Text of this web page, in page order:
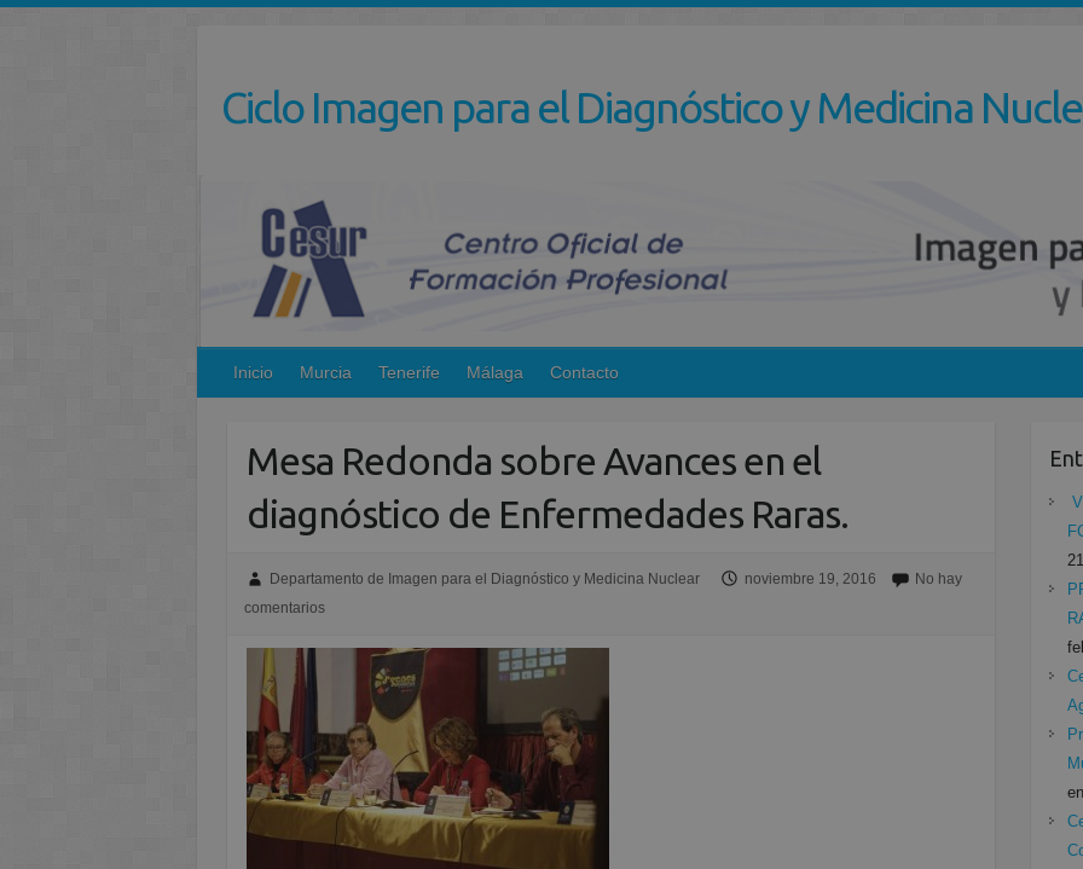
Ciclo Imagen para el Diagnóstico y Medicina
Inicio Murcia Tenerife Málaga Contacto
Mesa Redonda sobre Avances en el
diagnóstico de Enfermedades Raras.
Departamento de Imagen para el Diagnóstico y Medicina Nuclear noviembre 19, 2016
No hay
comentarios